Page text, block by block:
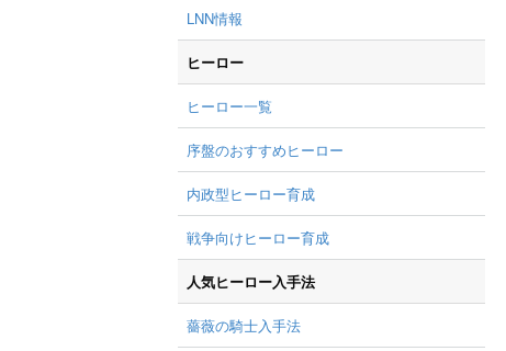
LNN情報
ヒーロー
ヒーロー一覧
序盤のおすすめヒーロー
内政型ヒーロー育成
戦争向けヒーロー育成
人気ヒーロー入手法
薔薇の騎士入手法